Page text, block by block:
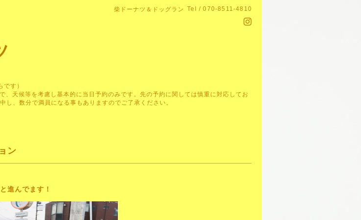
柴ドーナツ＆ドッグラン Tel / 070-8511-4810
す）
天候等を考慮し基本的に当日予約のみです。先の予約に関しては慎重に対応してお
、数分で満員になる事もありますのでご了承ください。
ン
進んでます！